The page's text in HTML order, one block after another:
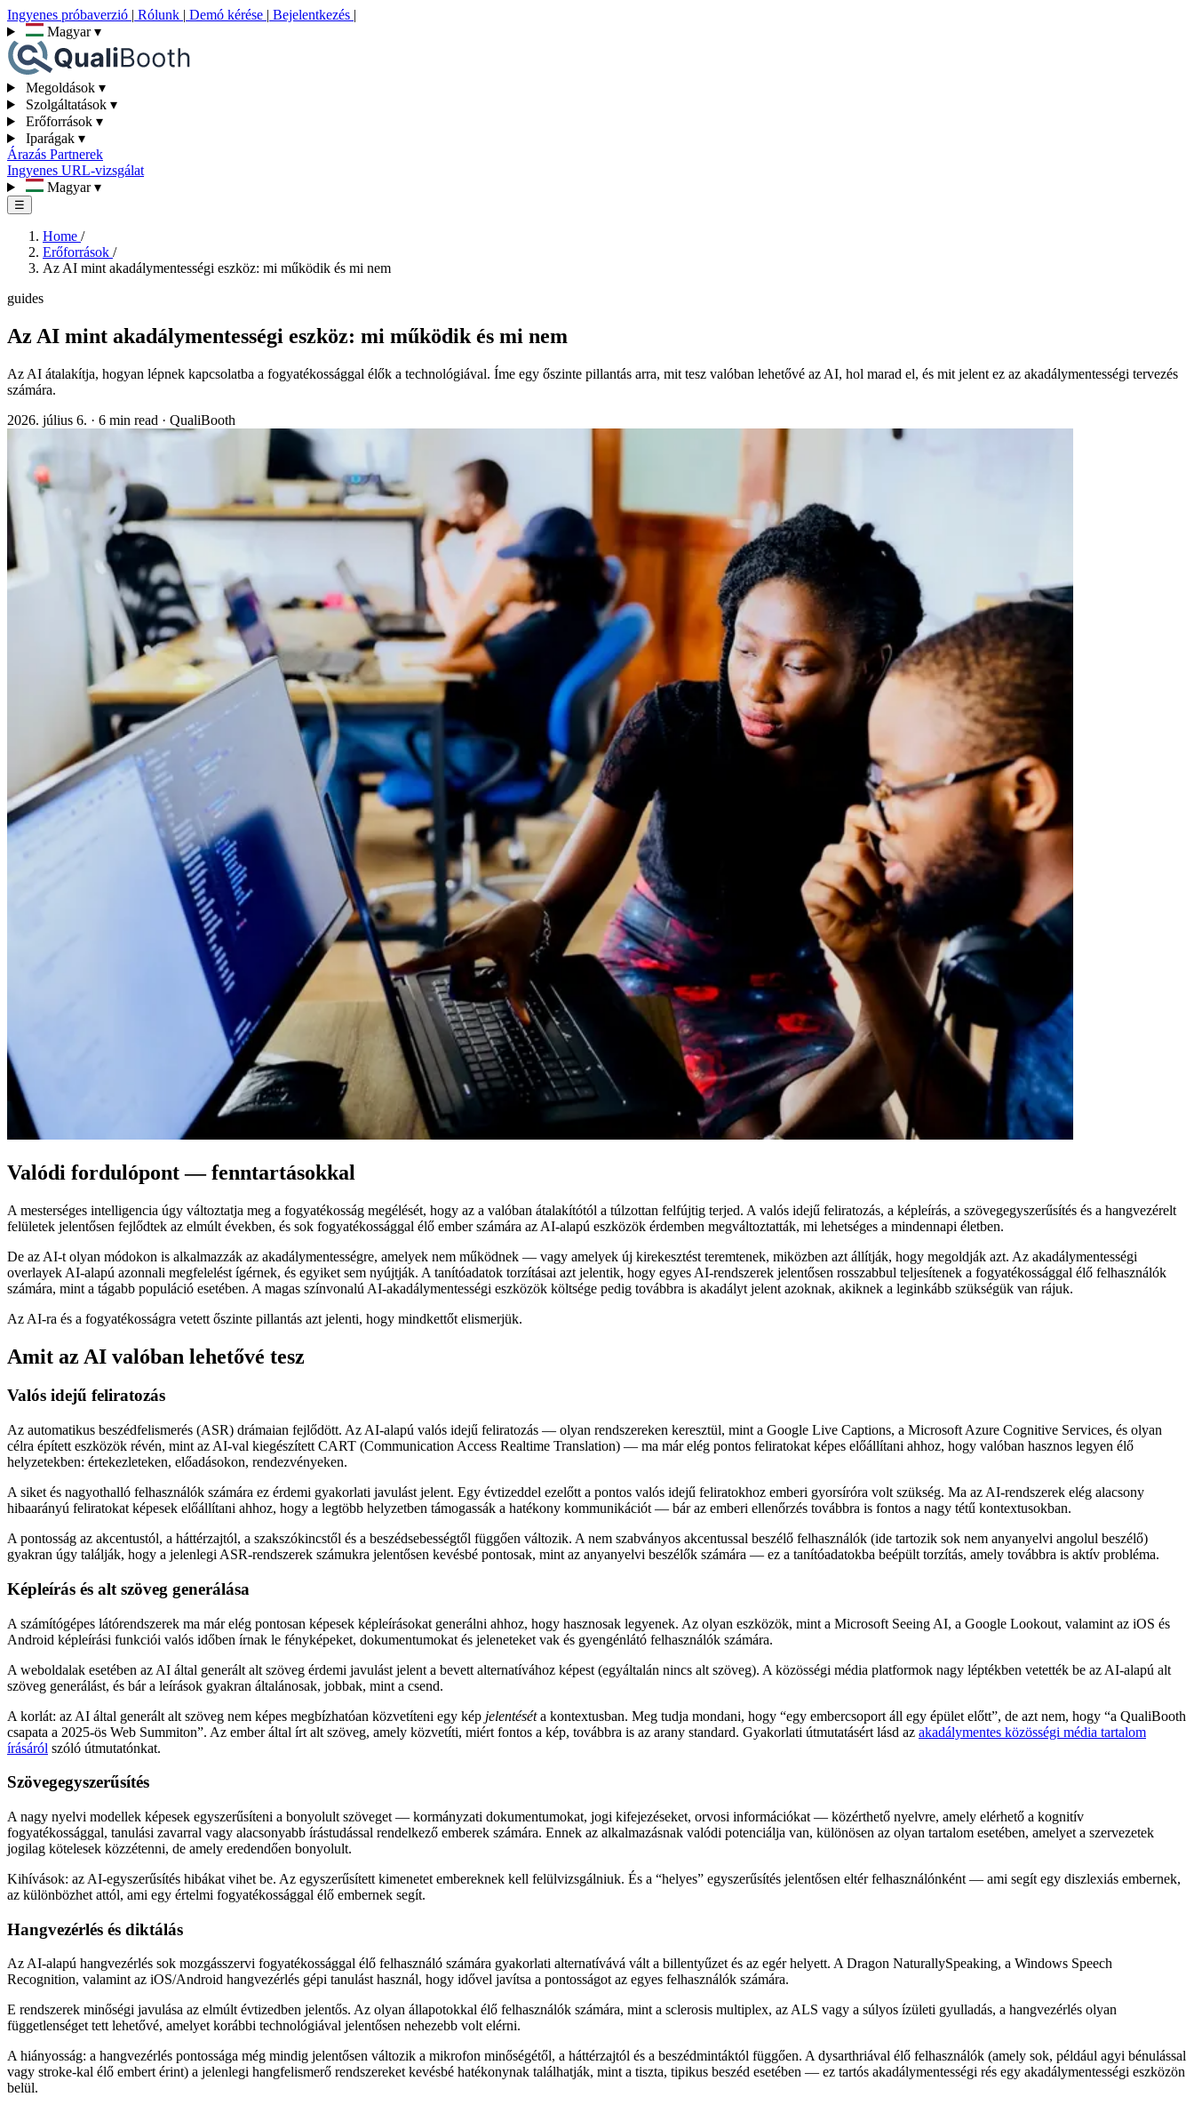
Ingyenes próbaverzió | Rólunk | Demó kérése | Bejelentkezés |
Magyar▾
Megoldások ▾
Szolgáltatások ▾
Erőforrások ▾
Iparágak ▾
Árazás Partnerek
Ingyenes URL-vizsgálat
Magyar▾
☰
Home /
Erőforrások /
Az AI mint akadálymentességi eszköz: mi működik és mi nem
guides
Az AI mint akadálymentességi eszköz: mi működik és mi nem
Az AI átalakítja, hogyan lépnek kapcsolatba a fogyatékossággal élők a technológiával. Íme egy őszinte pillantás arra, mit tesz valóban lehetővé az AI, hol marad el, és mit jelent ez az akadálymentességi tervezés
számára.
2026. július 6. · 6 min read · QualiBooth
Valódi fordulópont — fenntartásokkal
A mesterséges intelligencia úgy változtatja meg a fogyatékosság megélését, hogy az a valóban átalakítótól a túlzottan felfújtig terjed. A valós idejű feliratozás, a képleírás, a szövegegyszerűsítés és a hangvezérelt
felületek jelentősen fejlődtek az elmúlt években, és sok fogyatékossággal élő ember számára az AI-alapú eszközök érdemben megváltoztatták, mi lehetséges a mindennapi életben.
De az AI-t olyan módokon is alkalmazzák az akadálymentességre, amelyek nem működnek — vagy amelyek új kirekesztést teremtenek, miközben azt állítják, hogy megoldják azt. Az akadálymentességi
overlayek AI-alapú azonnali megfelelést ígérnek, és egyiket sem nyújtják. A tanítóadatok torzításai azt jelentik, hogy egyes AI-rendszerek jelentősen rosszabbul teljesítenek a fogyatékossággal élő felhasználók
számára, mint a tágabb populáció esetében. A magas színvonalú AI-akadálymentességi eszközök költsége pedig továbbra is akadályt jelent azoknak, akiknek a leginkább szükségük van rájuk.
Az AI-ra és a fogyatékosságra vetett őszinte pillantás azt jelenti, hogy mindkettőt elismerjük.
Amit az AI valóban lehetővé tesz
Valós idejű feliratozás
Az automatikus beszédfelismerés (ASR) drámaian fejlődött. Az AI-alapú valós idejű feliratozás — olyan rendszereken keresztül, mint a Google Live Captions, a Microsoft Azure Cognitive Services, és olyan
célra épített eszközök révén, mint az AI-val kiegészített CART (Communication Access Realtime Translation) — ma már elég pontos feliratokat képes előállítani ahhoz, hogy valóban hasznos legyen élő
helyzetekben: értekezleteken, előadásokon, rendezvényeken.
A siket és nagyothalló felhasználók számára ez érdemi gyakorlati javulást jelent. Egy évtizeddel ezelőtt a pontos valós idejű feliratokhoz emberi gyorsíróra volt szükség. Ma az AI-rendszerek elég alacsony
hibaarányú feliratokat képesek előállítani ahhoz, hogy a legtöbb helyzetben támogassák a hatékony kommunikációt — bár az emberi ellenőrzés továbbra is fontos a nagy tétű kontextusokban.
A pontosság az akcentustól, a háttérzajtól, a szakszókincstől és a beszédsebességtől függően változik. A nem szabványos akcentussal beszélő felhasználók (ide tartozik sok nem anyanyelvi angolul beszélő)
gyakran úgy találják, hogy a jelenlegi ASR-rendszerek számukra jelentősen kevésbé pontosak, mint az anyanyelvi beszélők számára — ez a tanítóadatokba beépült torzítás, amely továbbra is aktív probléma.
Képleírás és alt szöveg generálása
A számítógépes látórendszerek ma már elég pontosan képesek képleírásokat generálni ahhoz, hogy hasznosak legyenek. Az olyan eszközök, mint a Microsoft Seeing AI, a Google Lookout, valamint az iOS és
Android képleírási funkciói valós időben írnak le fényképeket, dokumentumokat és jeleneteket vak és gyengénlátó felhasználók számára.
A weboldalak esetében az AI által generált alt szöveg érdemi javulást jelent a bevett alternatívához képest (egyáltalán nincs alt szöveg). A közösségi média platformok nagy léptékben vetették be az AI-alapú alt
szöveg generálást, és bár a leírások gyakran általánosak, jobbak, mint a csend.
A korlát: az AI által generált alt szöveg nem képes megbízhatóan közvetíteni egy kép jelentéséta kontextusban. Meg tudja mondani, hogy “egy embercsoport áll egy épület előtt”, de azt nem, hogy “a QualiBooth
csapata a 2025-ös Web Summiton”. Az ember által írt alt szöveg, amely közvetíti, miért fontos a kép, továbbra is az arany standard. Gyakorlati útmutatásért lásd az akadálymentes közösségi média tartalom
írásáról szóló útmutatónkat.
Szövegegyszerűsítés
A nagy nyelvi modellek képesek egyszerűsíteni a bonyolult szöveget — kormányzati dokumentumokat, jogi kifejezéseket, orvosi információkat — közérthető nyelvre, amely elérhető a kognitív
fogyatékossággal, tanulási zavarral vagy alacsonyabb írástudással rendelkező emberek számára. Ennek az alkalmazásnak valódi potenciálja van, különösen az olyan tartalom esetében, amelyet a szervezetek
jogilag kötelesek közzétenni, de amely eredendően bonyolult.
Kihívások: az AI-egyszerűsítés hibákat vihet be. Az egyszerűsített kimenetet embereknek kell felülvizsgálniuk. És a “helyes” egyszerűsítés jelentősen eltér felhasználónként — ami segít egy diszlexiás embernek,
az különbözhet attól, ami egy értelmi fogyatékossággal élő embernek segít.
Hangvezérlés és diktálás
Az AI-alapú hangvezérlés sok mozgásszervi fogyatékossággal élő felhasználó számára gyakorlati alternatívává vált a billentyűzet és az egér helyett. A Dragon NaturallySpeaking, a Windows Speech
Recognition, valamint az iOS/Android hangvezérlés gépi tanulást használ, hogy idővel javítsa a pontosságot az egyes felhasználók számára.
E rendszerek minőségi javulása az elmúlt évtizedben jelentős. Az olyan állapotokkal élő felhasználók számára, mint a sclerosis multiplex, az ALS vagy a súlyos ízületi gyulladás, a hangvezérlés olyan
függetlenséget tett lehetővé, amelyet korábbi technológiával jelentősen nehezebb volt elérni.
A hiányosság: a hangvezérlés pontossága még mindig jelentősen változik a mikrofon minőségétől, a háttérzajtól és a beszédmintáktól függően. A dysarthriával élő felhasználók (amely sok, például agyi bénulással
vagy stroke-kal élő embert érint) a jelenlegi hangfelismerő rendszereket kevésbé hatékonynak találhatják, mint a tiszta, tipikus beszéd esetében — ez tartós akadálymentességi rés egy akadálymentességi eszközön
belül.